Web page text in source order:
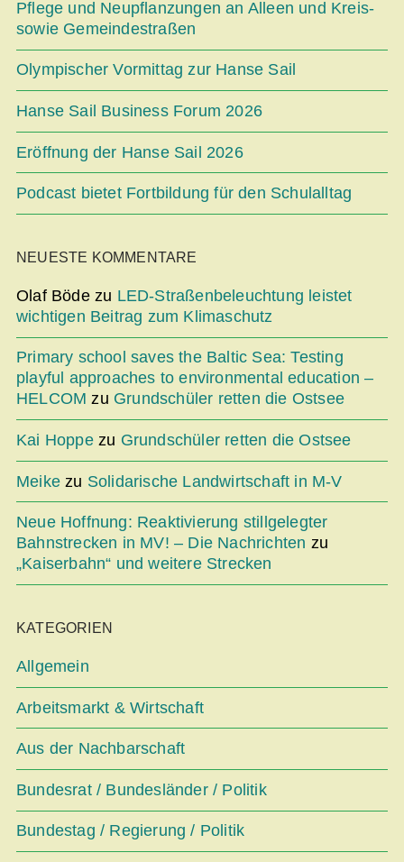
Pflege und Neupflanzungen an Alleen und Kreis-
sowie Gemeindestraßen
Olympischer Vormittag zur Hanse Sail
Hanse Sail Business Forum 2026
Eröffnung der Hanse Sail 2026
Podcast bietet Fortbildung für den Schulalltag
NEUESTE KOMMENTARE
Olaf Bödezu LED-Straßenbeleuchtung leistet
wichtigen Beitrag zum Klimaschutz
Primary school saves the Baltic Sea: Testing
playful approaches to environmental education –
HELCOM zu Grundschüler retten die Ostsee
Kai Hoppezu Grundschüler retten die Ostsee
Meike zu Solidarische Landwirtschaft in M-V
Neue Hoffnung: Reaktivierung stillgelegter
Bahnstrecken in MV! – Die Nachrichten zu
„Kaiserbahn“ und weitere Strecken
KATEGORIEN
Allgemein
Arbeitsmarkt & Wirtschaft
Aus der Nachbarschaft
Bundesrat / Bundesländer / Politik
Bundestag / Regierung / Politik